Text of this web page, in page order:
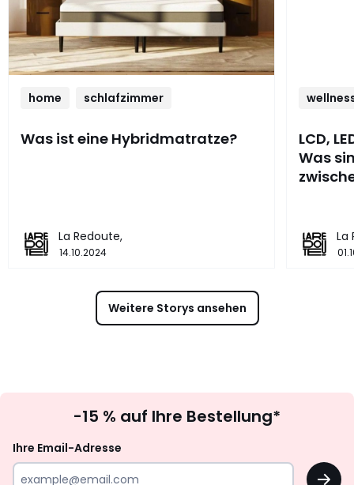
home schlafzimmer
Was ist eine Hybridmatratze?
La Redoute,
14.10.2024
LCD,
Was
La
Weitere Storys ansehen
abonnieren
-15 % auf Ihre Bestellung*
Ihre Email-Adresse
OK